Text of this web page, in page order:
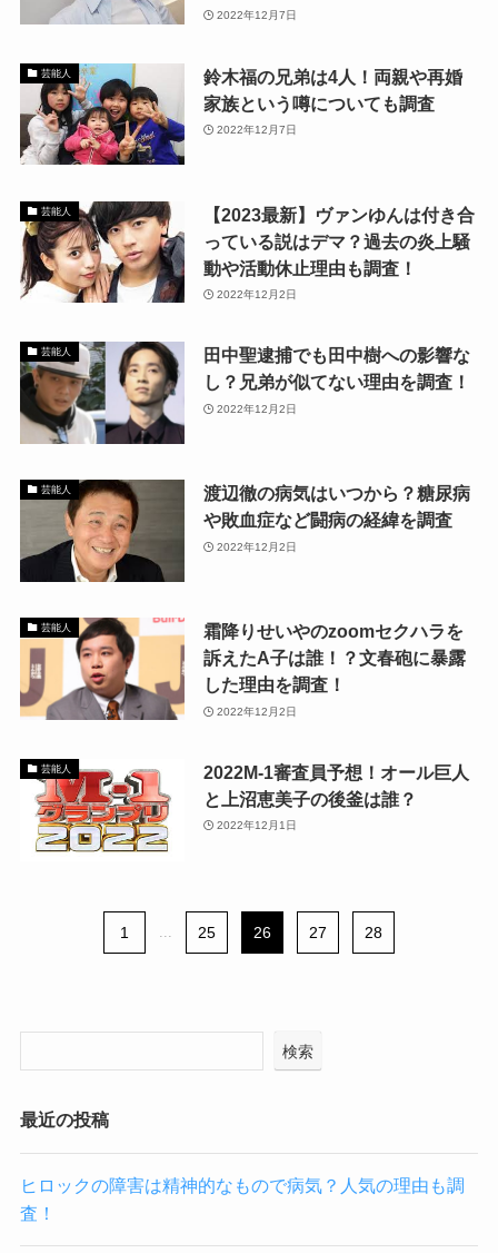
2022年12月7日
芸能人
鈴木福の兄弟は4人！両親や再婚
家族という噂についても調査
2022年12月7日
芸能人
【2023最新】ヴァンゆんは付き合
っている説はデマ？過去の炎上騒
動や活動休止理由も調査！
2022年12月2日
芸能人
田中聖逮捕でも田中樹への影響な
し？兄弟が似てない理由を調査！
2022年12月2日
芸能人
渡辺徹の病気はいつから？糖尿病
や敗血症など闘病の経緯を調査
2022年12月2日
芸能人
霜降りせいやのzoomセクハラを
訴えたA子は誰！？文春砲に暴露
した理由を調査！
2022年12月2日
芸能人
2022M-1審査員予想！オール巨人
と上沼恵美子の後釜は誰？
2022年12月1日
1 25 26 27 28
検索
最近の投稿
ヒロックの障害は精神的なもので病気？人気の理由も調
査！